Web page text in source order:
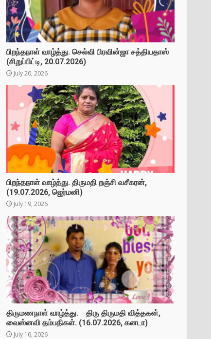
பிறந்தநாள் வாழ்த்து. செல்வி பிரவின்ஜா சத்தியதாஸ்
(சிறுப்பிட்டி, 20.07.2026)
July 20, 2026
பிறந்தநாள் வாழ்த்து. திருமதி றஞ்சி வசீகரன்,
(19.07.2026, ஜெர்மனி)
July 19, 2026
திருமணநாள் வாழ்த்து. திரு திருமதி வித்தகன்,
வைஸ்னவி தம்பதிகள். (16.07.2026, கனடா)
July 16, 2026